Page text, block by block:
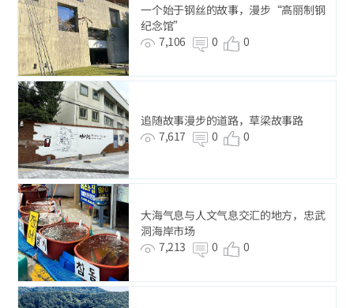
一个始于钢丝的故事，漫步“高丽制钢
纪念馆”
7,106
0 0
追随故事漫步的道路，草梁故事路
7,617
0 0
大海气息与人文气息交汇的地方，忠武
洞海岸市场
7,213
0 0